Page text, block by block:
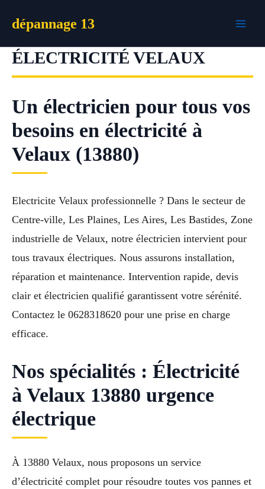
dépannage 13
ÉLECTRICITÉ VELAUX
Un électricien pour tous vos
besoins en électricité à
Velaux (13880)
Electricite Velaux professionnelle ? Dans le secteur de
Centre-ville, Les Plaines, Les Aires, Les Bastides, Zone
industrielle de Velaux, notre électricien intervient pour
tous travaux électriques. Nous assurons installation,
réparation et maintenance. Intervention rapide, devis
clair et électricien qualifié garantissent votre sérénité.
Contactez le 0628318620 pour une prise en charge
efficace.
Nos spécialités : Électricité
à Velaux 13880 urgence
électrique
À 13880 Velaux, nous proposons un service
d’électricité complet pour résoudre toutes vos pannes et